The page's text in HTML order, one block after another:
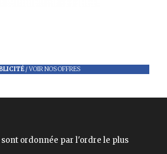
/VOIR NOS OFFRES
sont ordonnée par l'ordre le plus